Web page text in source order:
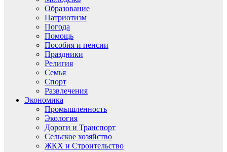
Образование
Патриотизм
Погода
Помощь
Пособия и пенсии
Праздники
Религия
Семья
Спорт
Развлечения
Экономика
Промышленность
Экология
Дороги и Транспорт
Сельское хозяйство
ЖКХ и Строительство